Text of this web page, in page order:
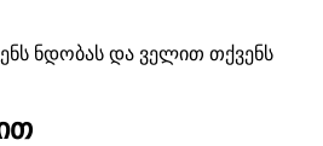
ნდობას და ველით თქვენს